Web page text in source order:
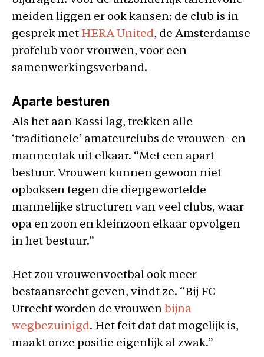
meiden liggen er ook kansen: de club is in
gesprek met HERA United, de Amsterdamse
profclub voor vrouwen, voor een
samenwerkingsverband.
Aparte besturen
Als het aan Kassi lag, trekken alle
‘traditionele’ amateurclubs de vrouwen- en
mannentak uit elkaar. “Met een apart
bestuur. Vrouwen kunnen gewoon niet
opboksen tegen die diepgewortelde
mannelijke structuren van veel clubs, waar
opa en zoon en kleinzoon elkaar opvolgen
in het bestuur.”
Het zou vrouwenvoetbal ook meer
bestaansrecht geven, vindt ze. “Bij FC
Utrecht worden de vrouwen bijna
wegbezuinigd. Het feit dat dat mogelijk is,
maakt onze positie eigenlijk al zwak.”